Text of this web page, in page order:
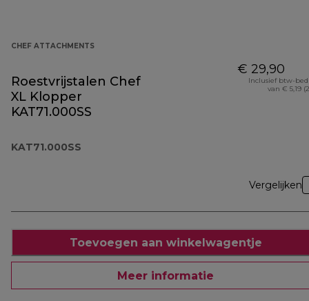
CHEF ATTACHMENTS
Roestvrijstalen Chef
XL Klopper
KAT71.000SS
KAT71.000SS
€ 29,90
Inclusief btw-
van € 5,19
Vergelijken
Toevoegen aan winkelwagentje
Meer informatie